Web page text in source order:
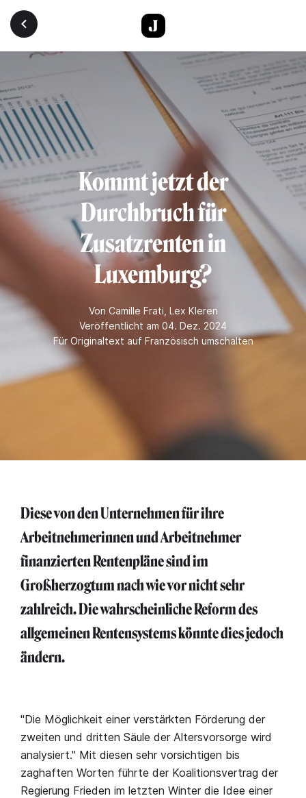
Direkt zum Inhalt
Kommt jetzt der
Durchbruch für
Zusatzrenten in
Luxemburg?
Von Camille Frati Lex Kleren
Veröffentlicht am 04. Dez. 2024
Für Originaltext auf Französisch umschalten
Diese von den Unternehmen für ihre
Arbeitnehmerinnen und Arbeitnehmer
finanzierten Rentenpläne sind im
Großherzogtum nach wie vor nicht sehr
zahlreich. Die wahrscheinliche Reform des
allgemeinen Rentensystems könnte dies jedoch
ändern.
"Die Möglichkeit einer verstärkten Förderung der
zweiten und dritten Säule der Altersvorsorge wird
analysiert." Mit diesen sehr vorsichtigen bis
zaghaften Worten führte der Koalitionsvertrag der
Regierung Frieden im letzten Winter die Idee einer